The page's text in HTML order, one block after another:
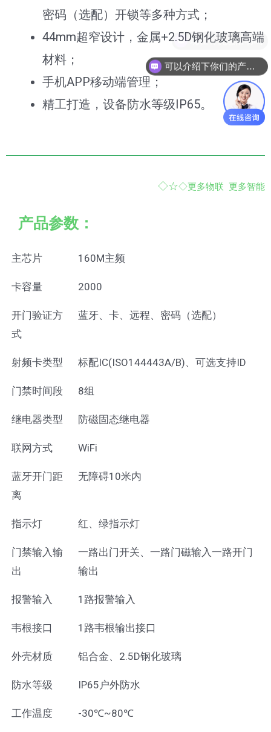
密码（选配）开锁等多种方式；
44mm超窄设计，金属+2.5D钢化玻璃高端
材料；
手机APP移动端管理；
精工打造，设备防水等级IP65。
◇☆◇更多物联 更多智能
产品参数：
主芯片 160M主频
卡容量 2000
开门验证方
式
蓝牙、卡、远程、密码（选配）
射频卡类型 标配IC(ISO144443A/B)、可选支持ID
门禁时间段 8组
继电器类型 防磁固态继电器
联网方式 WiFi
蓝牙开门距
离
无障碍10米内
指示灯 红、绿指示灯
门禁输入输
出
一路出门开关、一路门磁输入一路开门
输出
报警输入 1路报警输入
韦根接口 1路韦根输出接口
外壳材质 铝合金、2.5D钢化玻璃
防水等级 IP65户外防水
工作温度 -30℃~80℃
可以介绍下你们的产品么
现在有优惠活动吗